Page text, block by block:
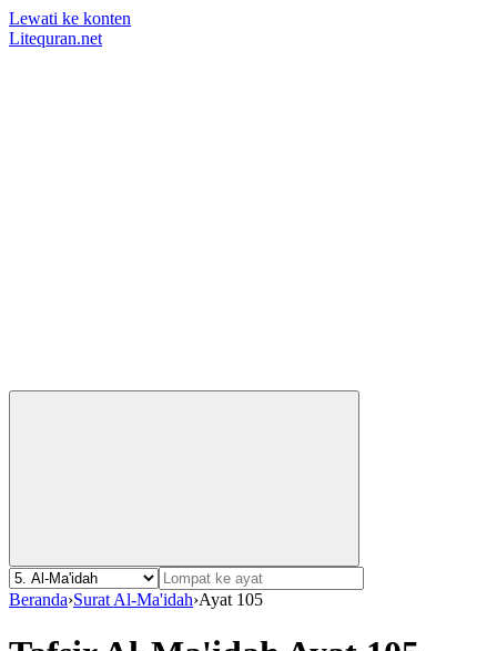
Lewati ke konten
Litequran.net
Beranda›Surat Al-Ma'idah›Ayat 105